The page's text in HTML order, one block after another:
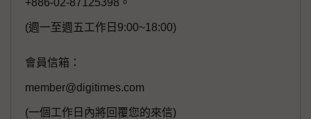
(週一至週五工作日9:00~18:00)
會員信箱：
member@digitimes.com
(一個工作日內將回覆您的來信)